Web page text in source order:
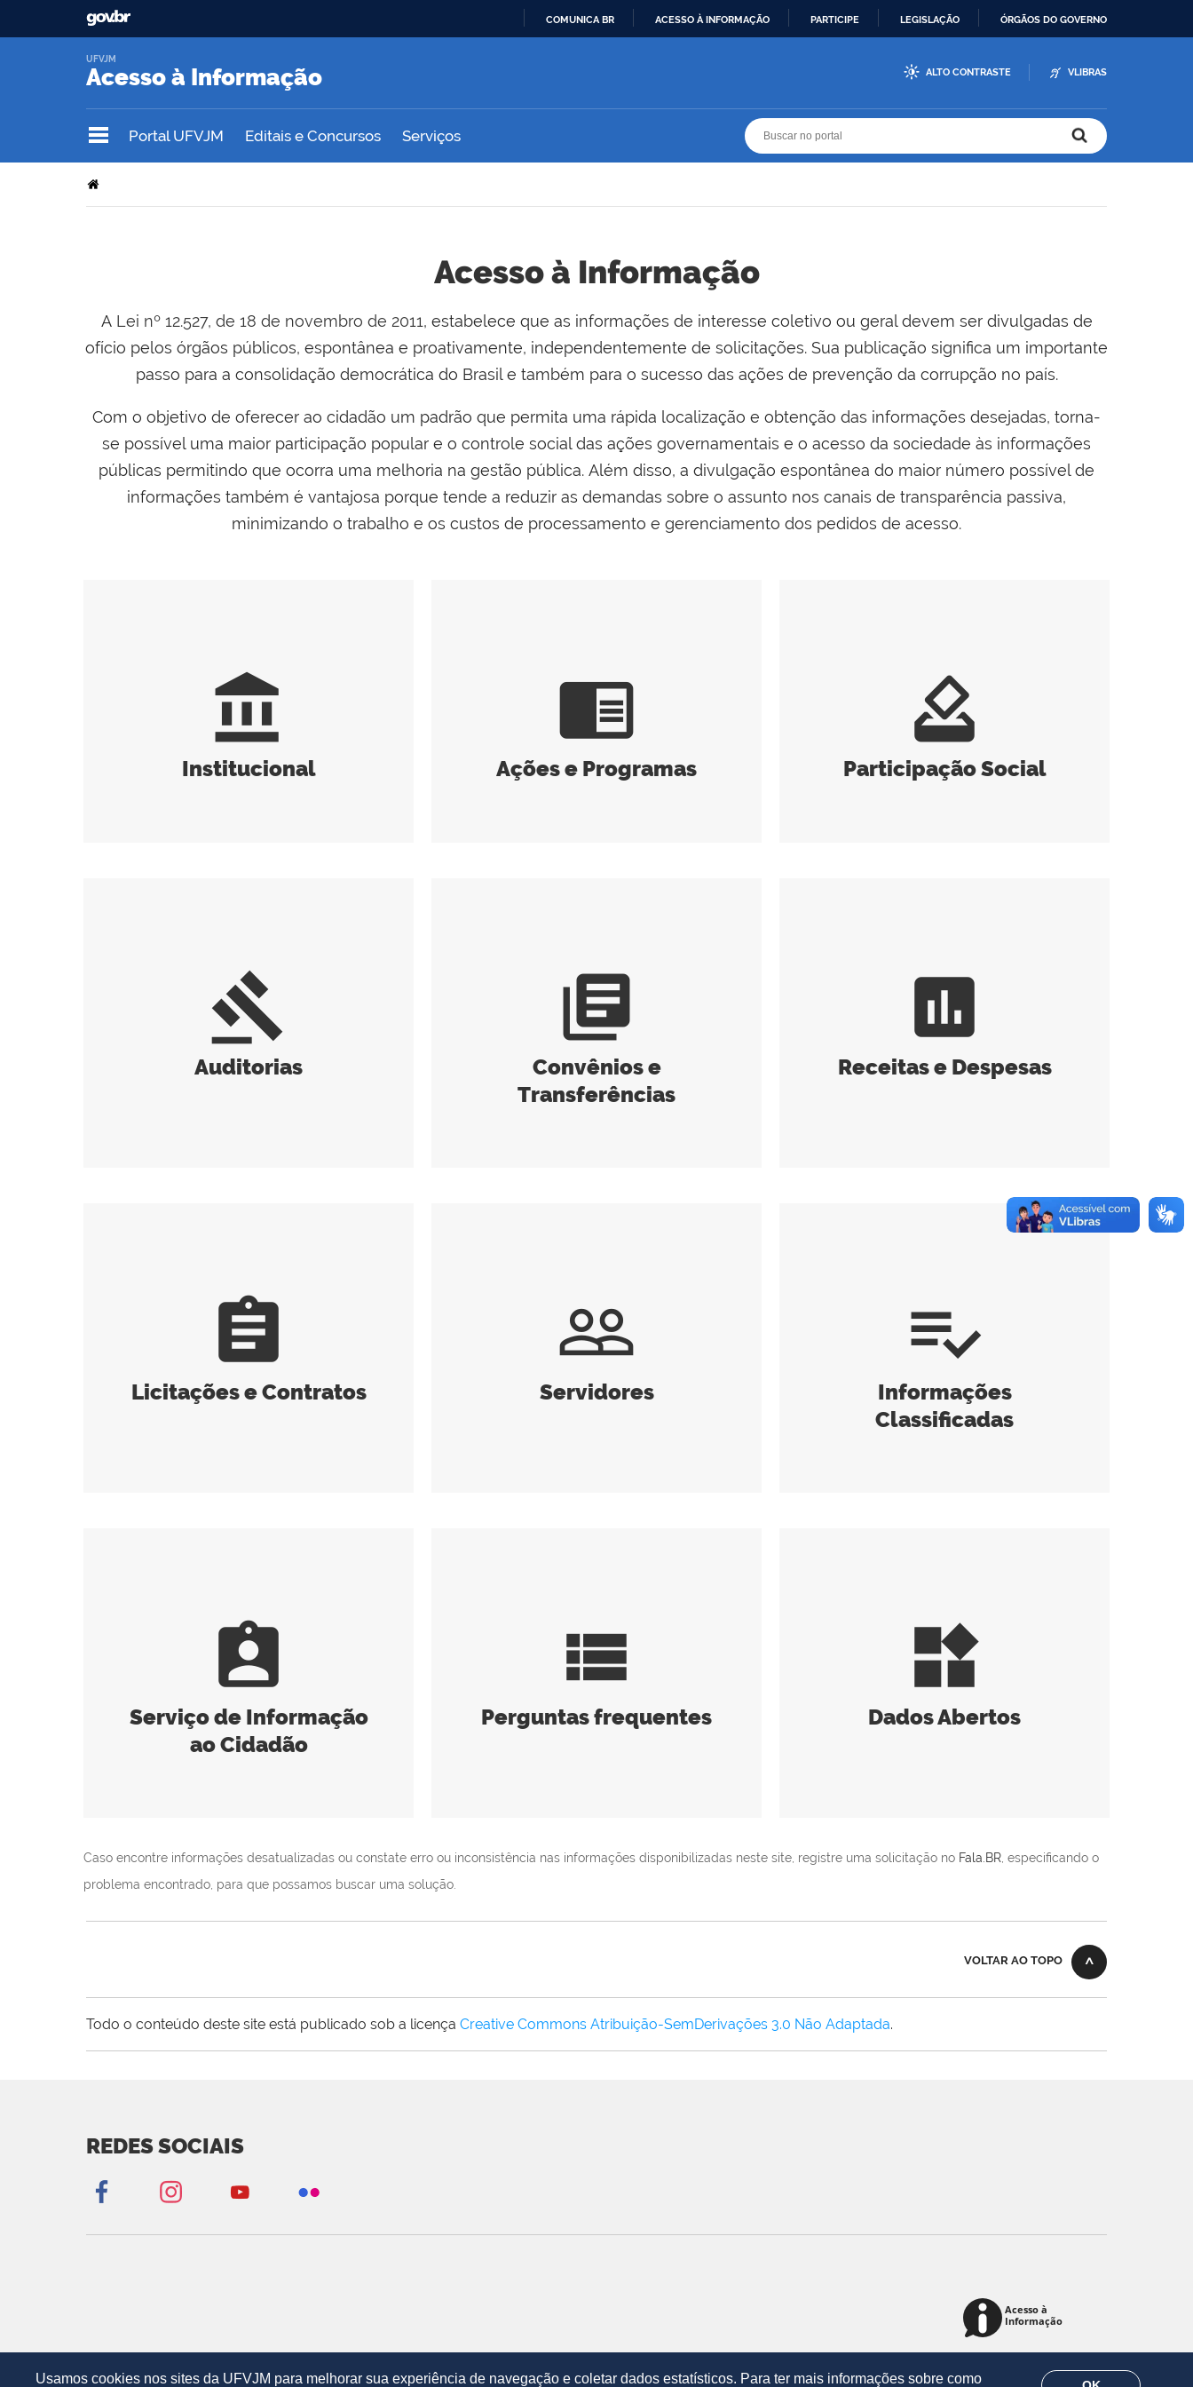
Usamos cookies nos sites da UFVJM para melhorar sua experiência de navegação e coletar dados estatísticos. Para ter mais informações sobre como
COMUNICA BR ACESSO À INFORMAÇÃO PARTICIPE LEGISLAÇÃO ÓRGÃOS DO GOVERNO
Acesso à Informação
UFVJM
ALTO CONTRASTE VLIBRAS
Portal UFVJM Editais e Concursos Serviços
Acesso à Informação
A Lei nº 12.527, de 18 de novembro de 2011, estabelece que as informações de interesse coletivo ou geral devem ser divulgadas de
ofício pelos órgãos públicos, espontânea e proativamente, independentemente de solicitações. Sua publicação significa um importante
passo para a consolidação democrática do Brasil e também para o sucesso das ações de prevenção da corrupção no país.
Com o objetivo de oferecer ao cidadão um padrão que permita uma rápida localização e obtenção das informações desejadas, torna-
se possível uma maior participação popular e o controle social das ações governamentais e o acesso da sociedade às informações
públicas permitindo que ocorra uma melhoria na gestão pública. Além disso, a divulgação espontânea do maior número possível de
informações também é vantajosa porque tende a reduzir as demandas sobre o assunto nos canais de transparência passiva,
minimizando o trabalho e os custos de processamento e gerenciamento dos pedidos de acesso.
account_balance
Institucional
chrome_reader_mode
Ações e Programas
how_to_vote
Participação Social
gavel
Auditorias
library_books
Convênios e
Transferências
assessment
Receitas e Despesas
assignment
Licitações e Contratos
people_outline
Servidores
playlist_add_check
Informações
Classificadas
assignment_ind
Serviço de Informação
ao Cidadão
view_list
Perguntas frequentes
widgets
Dados Abertos
Caso encontre informações desatualizadas ou constate erro ou inconsistência nas informações disponibilizadas neste site, registre uma solicitação no Fala.BR , especificando o
problema encontrado, para que possamos buscar uma solução.
VOLTAR AO TOPO
Todo o conteúdo deste site está publicado sob a licença Creative Commons Atribuição-SemDerivações 3.0 Não Adaptada.
REDES SOCIAIS